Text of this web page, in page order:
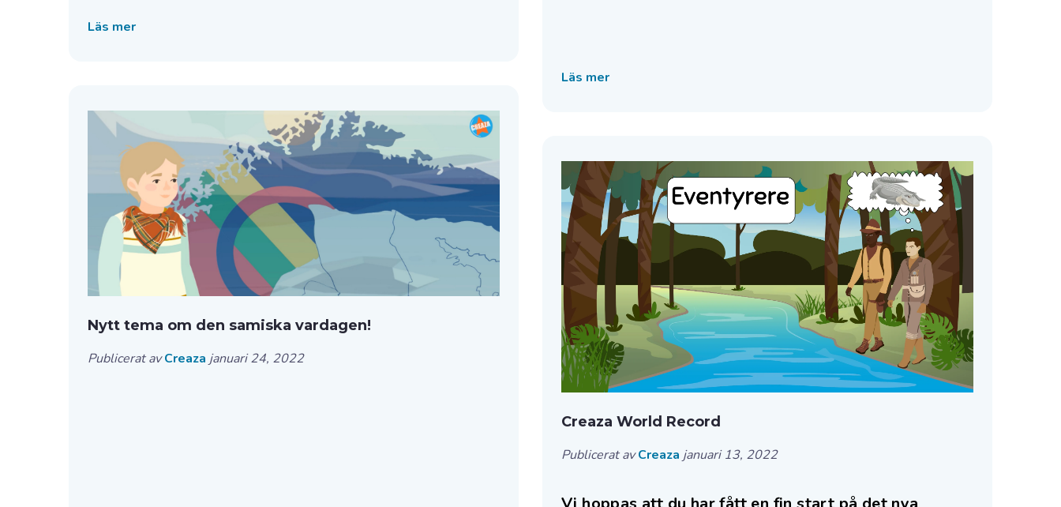
Läs mer
Läs mer
Nytt tema om den samiska vardagen!
Publicerat avCreaza januari 24, 2022
Creaza World Record
Publicerat avCreaza januari 13, 2022